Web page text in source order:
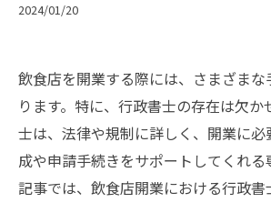
2024/01/20
飲食店を開業する際には、さまざま
ります。特に、行政書士の存在は欠か
士は、法律や規制に詳しく、開業に
成や申請手続きをサポートしてくれる
記事では、飲食店開業における行政